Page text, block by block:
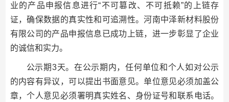
业的产品申报信息进行“不可篡改、不可抵赖”的上链存
证，确保数据的真实性和可追溯性。河南中泽新材料股份
有限公司的产品申报信息已成功上链，进一步彰显了企业
的诚信和实力。
公示期3天。在公示期内，任何单位和个人如对公示
的内容有异议，可以提出书面意见。单位意见必须加盖公
章，个人意见必须署明真实姓名、身份证号和联系电话。